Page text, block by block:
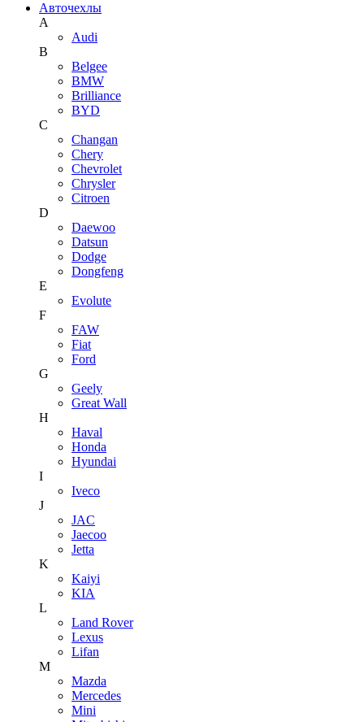
Авточехлы
A
Audi
B
Belgee
BMW
Brilliance
BYD
C
Changan
Chery
Chevrolet
Chrysler
Citroen
D
Daewoo
Datsun
Dodge
Dongfeng
E
Evolute
F
FAW
Fiat
Ford
G
Geely
Great Wall
H
Haval
Honda
Hyundai
I
Iveco
J
JAC
Jaecoo
Jetta
K
Kaiyi
KIA
L
Land Rover
Lexus
Lifan
M
Mazda
Mercedes
Mini